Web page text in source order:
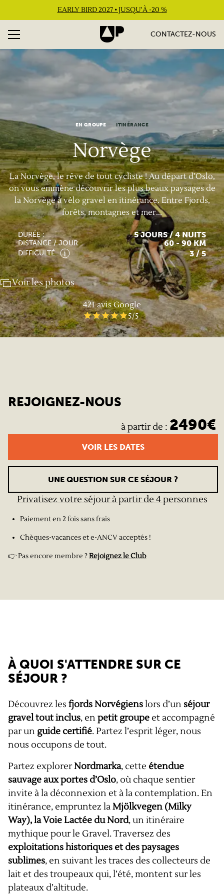
EARLY BIRD 2027 • JUSQU'À -20 %
CONTACTEZ-NOUS
EN GROUPE ITINÉRANCE
Norvège
La Norvège, le rêve de tout cycliste ! Au départ d’Oslo,
on vous emmène découvrir les plus beaux paysages de
la Norvège à vélo gravel en itinérance. Entre Fjords,
forêts, montagnes et mer...
421 avis Google
5/5
DURÉE : 5 JOURS / 4 NUITS
DISTANCE / JOUR : 60 - 90 KM
DIFFICULTÉ : 3/ 5
Voir les photos
À QUOI S'ATTENDRE SUR CE
SÉJOUR ?
Découvrez les fjords Norvégienslors d’un séjour
gravel tout inclus, enpetit groupe et accompagné
par un guide certifié. Partez l’esprit léger, nous
nous occupons de tout.
Partez explorerNordmarka, cette étendue
sauvage aux portes d’Oslo, où chaque sentier
invite à la déconnexion et à la contemplation. En
itinérance, empruntez laMjölkvegen (Milky
Way), la Voie Lactée du Nord, un itinéraire
mythique pour le Gravel. Traversez des
exploitations historiques et des paysages
sublimes, en suivant les traces des collecteurs de
lait et des troupeaux qui, l’été, montent sur les
plateaux d’altitude.
REJOIGNEZ-NOUS
à partir de : 2490€
VOIR LES DATES
UNE QUESTION SUR CE SÉJOUR ?
Privatisez votre séjour à partir de 4 personnes
Paiement en 2 fois sans frais
Chèques-vacances et e-ANCV acceptés !
👉 Pas encore membre ?Rejoignez le Club